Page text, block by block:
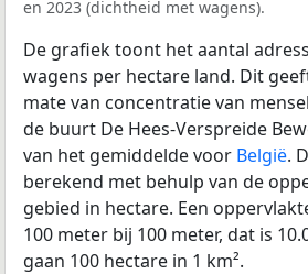
en 2023 (dichtheid met wagens).
De grafiek toont het aantal
wagens per hectare land. Dit
mate van concentratie van
de buurt De Hees-Verspreide
van het gemiddelde voor België.
berekend met behulp van de
gebied in hectare. Een
100 meter bij 100 meter, dat is
gaan 100 hectare in 1 km².